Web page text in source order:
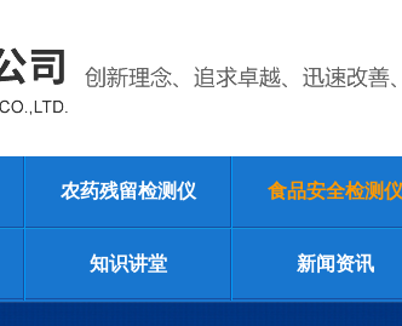
农药残留检测仪 食品安全检测仪
知识讲堂 新闻资讯